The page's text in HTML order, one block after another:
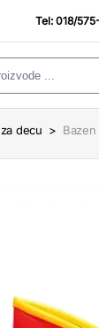
Tel:018/
decu > Bazen